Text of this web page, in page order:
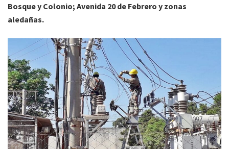
Bosque y Colonio; Avenida 20 de Febrero y zonas
aledañas.